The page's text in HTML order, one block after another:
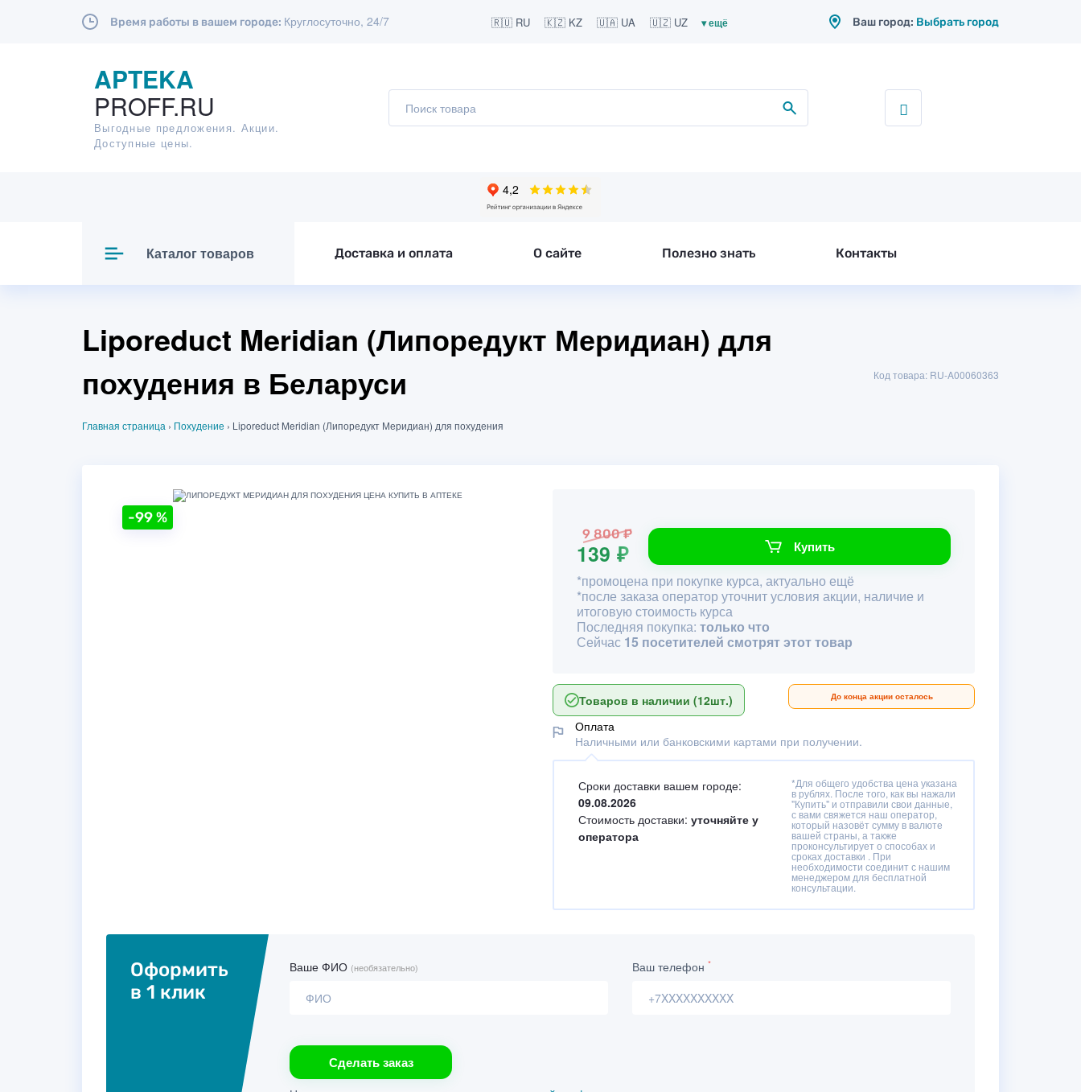
Время работы в вашем городе: Круглосуточно, 24/7 🇷🇺 RU 🇰🇿 KZ 🇺🇦 UA 🇺🇿 UZ ▾ ещё Ваш город: Выбрать город
APTEKA
PROFF.RU
Выгодные предложения. Акции.
Доступные цены.
Каталог товаров Доставка и оплата О сайте Полезно знать Контакты
Liporeduct Meridian (Липоредукт Меридиан) для
похудения в Беларуси
Главная страница › Похудение › Liporeduct Meridian (Липоредукт Меридиан) для похудения
Код товара: RU-A00060363
-99%
9 800 ₽
139 ₽ Купить
*промоцена при покупке курса, актуально ещё
*после заказа оператор уточнит условия акции, наличие и
итоговую стоимость курса
Последняя покупка: только что
Сейчас 15 посетителей смотрят этот товар
Товаров в наличии (12шт.) До конца акции осталось
Оплата
Наличными или банковскими картами при получении.
Сроки доставки вашем городе:
09.08.2026
Стоимость доставки: уточняйте у
оператора
*Для общего удобства цена указана
в рублях. После того, как вы нажали
"Купить" и отправили свои данные,
с вами свяжется наш оператор,
который назовёт сумму в валюте
вашей страны, а также
проконсультирует о способах и
сроках доставки . При
необходимости соединит с нашим
менеджером для бесплатной
консультации.
Оформить
в 1 клик
Ваше ФИО (необязательно) Ваш телефон *
Сделать заказ